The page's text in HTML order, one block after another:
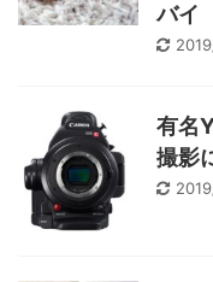
バイ
有名
撮影